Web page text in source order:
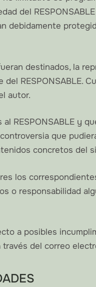
del
debidamente
destinados, la
RESPONSABLE.
autor.
RESPONSABLE y
que
concretos del
los
o responsabilidad
a posibles
del correo